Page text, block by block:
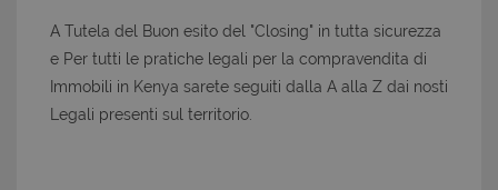
A Tutela del Buon esito del "Closing" in tutta sicurezza
e Per tutti le pratiche legali per la compravendita di
Immobili in Kenya sarete seguiti dalla A alla Z dai nosti
Legali presenti sul territorio.